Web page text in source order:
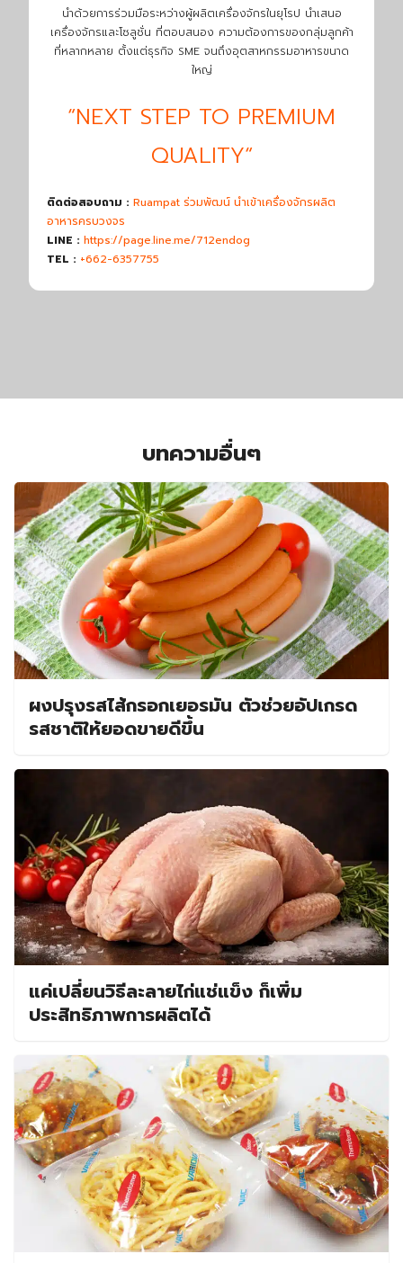
นำด้วยการร่วมมือระหว่างผู้ผลิตเครื่องจักรในยุโรป นำเสนอ
เครื่องจักรและโซลูชั่น ที่ตอบสนอง ความต้องการของกลุ่มลูกค้า
ที่หลากหลาย ตั้งแต่ธุรกิจ SME จนถึงอุตสาหกรรมอาหารขนาด
ใหญ่
“NEXT STEP TO PREMIUM
QUALITY“
ติดต่อสอบถาม : Ruampat ร่วมพัฒน์ นำเข้าเครื่องจักรผลิต
อาหารครบวงจร
LINE : https://page.line.me/712endog
TEL : +662-6357755
บทความอื่นๆ
ผงปรุงรสไส้กรอกเยอรมัน ตัวช่วยอัปเกรด
รสชาติให้ยอดขายดีขึ้น
แค่เปลี่ยนวิธีละลายไก่แช่แข็ง ก็เพิ่ม
ประสิทธิภาพการผลิตได้